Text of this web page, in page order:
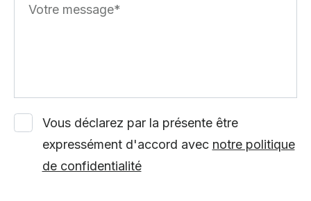
Votre message
Vous déclarez par la présente être
expressément d'accord avec notre politique
de confidentialité